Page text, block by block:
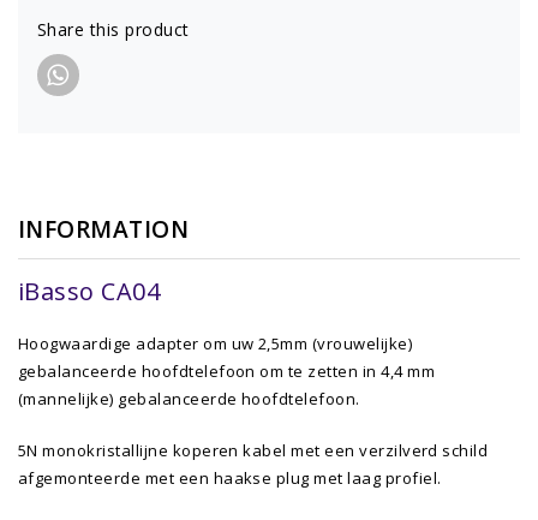
Share this product
INFORMATION
iBasso CA04
Hoogwaardige adapter om uw 2,5mm (vrouwelijke)
gebalanceerde hoofdtelefoon om te zetten in 4,4 mm
(mannelijke) gebalanceerde hoofdtelefoon.
5N monokristallijne koperen kabel met een verzilverd schild
afgemonteerde met een haakse plug met laag profiel.